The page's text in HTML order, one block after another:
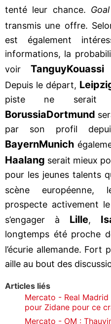
tenté leur chance. Goal
transmis une offre.
est également
informations, la
voirTanguyKouassi
Depuis le départ,
piste ne serait
BorussiaDortmund
par son profil
BayernMunich
Haalang serait mieux
pour les jeunes talents
scène européenne,
prospecte activement
s’engager à Lille,
longtemps été proche
l’écurie allemande. Fort
aille au bout des
Articles liés
Mercato - Real
pour Zidane pour ce
Mercato - OM :